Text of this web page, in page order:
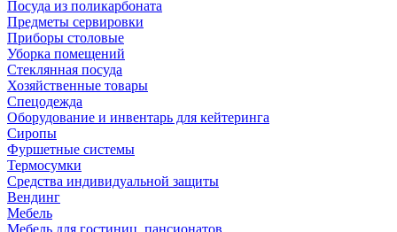
Посуда из поликарбоната
Предметы сервировки
Приборы столовые
Уборка помещений
Стеклянная посуда
Хозяйственные товары
Спецодежда
Оборудование и инвентарь для кейтеринга
Сиропы
Фуршетные системы
Термосумки
Средства индивидуальной защиты
Вендинг
Мебель
Мебель для гостиниц, пансионатов